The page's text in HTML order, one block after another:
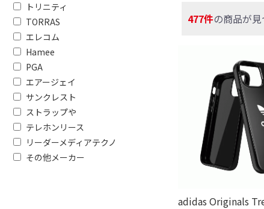
477件の商品が
adidas Originals
トリニティ
TORRAS
エレコム
Hamee
PGA
エアージェイ
サンクレスト
ストラップや
テレホンリース
リーダーメディアテクノ
その他メーカー